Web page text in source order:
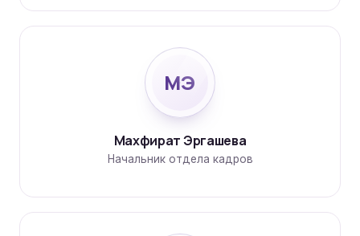
МЭ
Махфират Эргашева
Начальник отдела кадров